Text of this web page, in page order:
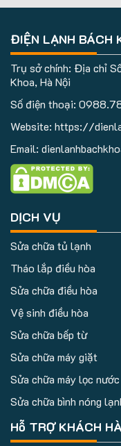
ĐIỆN LẠNH BÁCH
Trụ sở chính: Địa chỉ
Khoa, Hà Nội
Số điện thoại:
Website: https://
Email:
DỊCH VỤ
Sửa chữa tủ lạnh
Tháo lắp điều hòa
Sửa chữa điều hòa
Vệ sinh điều hòa
Sửa chữa bếp từ
Sửa chữa máy giặt
Sửa chữa máy lọc nước
Sửa chữa bình nóng
Hỗ TRỢ KHÁCH